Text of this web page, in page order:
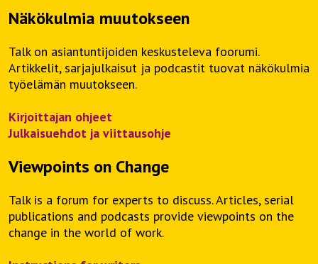
Näkökulmia muutokseen
Talk on asiantuntijoiden keskusteleva foorumi.
Artikkelit, sarjajulkaisut ja podcastit tuovat näkökulmia
työelämän muutokseen.
Kirjoittajan ohjeet
Julkaisuehdot ja viittausohje
Viewpoints on Change
Talk is a forum for experts to discuss. Articles, serial
publications and podcasts provide viewpoints on the
change in the world of work.